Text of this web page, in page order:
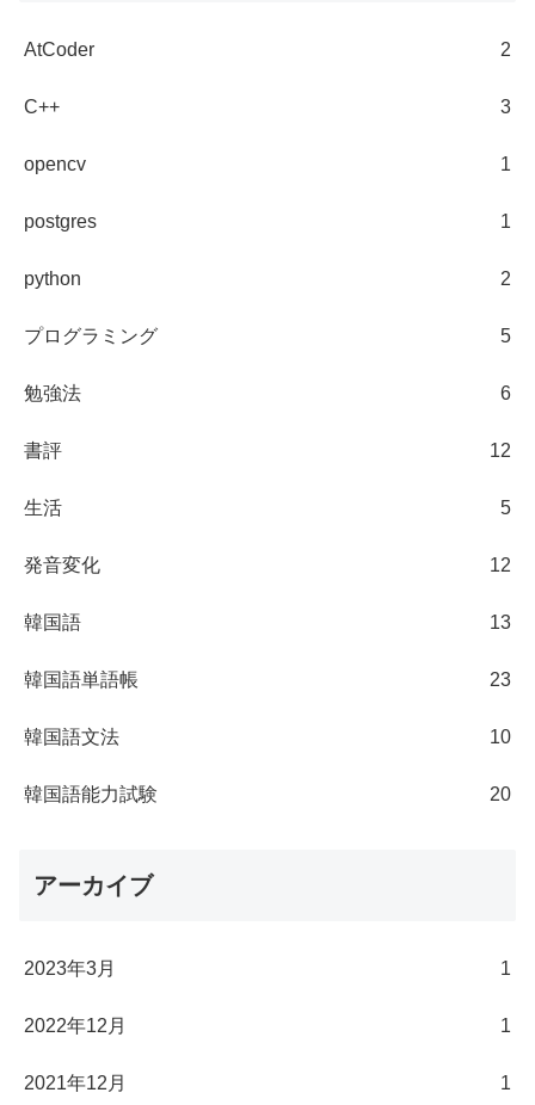
AtCoder 2
C++ 3
opencv 1
postgres 1
python 2
プログラミング 5
勉強法 6
書評 12
生活 5
発音変化 12
韓国語 13
韓国語単語帳 23
韓国語文法 10
韓国語能力試験 20
アーカイブ
2023年3月 1
2022年12月 1
2021年12月 1